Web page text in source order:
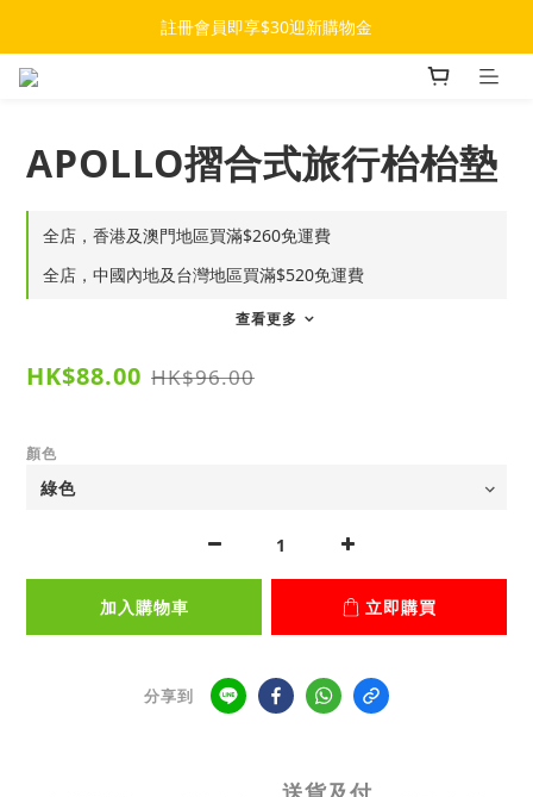
註冊會員即享$30迎新購物金
APOLLO摺合式旅行枱枱墊
全店，香港及澳門地區買滿$260免運費
全店，中國內地及台灣地區買滿$520免運費
查看更多
HK$88.00 HK$96.00
顏色
加入購物車 立即購買
分享到